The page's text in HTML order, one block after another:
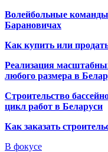
Волейбольные
Барановичах
Как купить или
Реализация
любого размера в
Строительство
цикл работ в Беларуси
Как заказать
В фокусе